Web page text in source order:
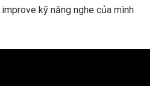
kỹ năng nghe của mình